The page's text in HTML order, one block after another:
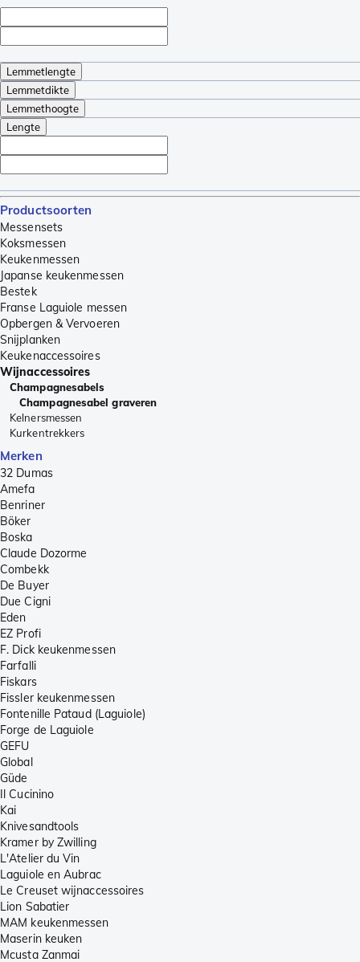
Lemmetlengte
Lemmetdikte
Lemmethoogte
Lengte
Productsoorten
Messensets
Koksmessen
Keukenmessen
Japanse keukenmessen
Bestek
Franse Laguiole messen
Opbergen & Vervoeren
Snijplanken
Keukenaccessoires
Wijnaccessoires
Champagnesabels
Champagnesabel graveren
Kelnersmessen
Kurkentrekkers
Merken
32 Dumas
Amefa
Benriner
Böker
Boska
Claude Dozorme
Combekk
De Buyer
Due Cigni
Eden
EZ Profi
F. Dick keukenmessen
Farfalli
Fiskars
Fissler keukenmessen
Fontenille Pataud (Laguiole)
Forge de Laguiole
GEFU
Global
Güde
Il Cucinino
Kai
Knivesandtools
Kramer by Zwilling
L'Atelier du Vin
Laguiole en Aubrac
Le Creuset wijnaccessoires
Lion Sabatier
MAM keukenmessen
Maserin keuken
Mcusta Zanmai